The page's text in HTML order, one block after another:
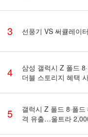
3 선풍기 VS 써큘레이
4
삼성 갤럭시 Z 폴드
더블 스토리지 혜택
5
갤럭시 Z 폴드 8·폴
격 유출…울트라